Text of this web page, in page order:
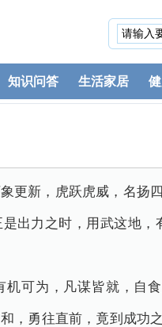
知识问答 生活家居
更新，虎跃虎威，名扬
出力之时，用武这地
机可为，凡谋皆就，自
，勇往直前，竟到成功